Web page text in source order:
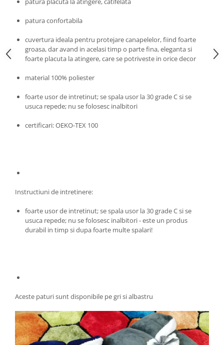
patura confortabila
cuvertura ideala pentru protejare canapelelor, fiind foarte
groasa, dar avand in acelasi timp o parte fina, eleganta si
foarte placuta la atingere, care se potriveste in orice decor
material 100% poliester
foarte usor de intretinut; se spala usor la 30 grade C si se
usuca repede; nu se folosesc inalbitori
certificari: OEKO-TEX 100
Instructiuni de intretinere:
foarte usor de intretinut; se spala usor la 30 grade C si se
usuca repede; nu se folosesc inalbitori - este un produs
durabil in timp si dupa foarte multe spalari!
Aceste paturi sunt disponibile pe gri si albastru